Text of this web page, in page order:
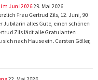
Juni 202629. Mai 2026
Frau Gertrud Zils, 12. Juni, 90
Jubilarin alles Gute, einen schönen
Zils lädt alle Gratulanten
nach Hause ein. Carsten Göller,